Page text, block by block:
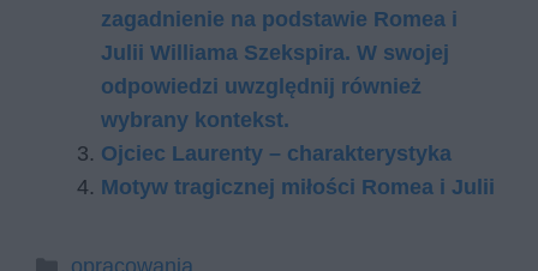
zagadnienie na podstawie Romea i
Julii Williama Szekspira. W swojej
odpowiedzi uwzględnij również
wybrany kontekst.
Ojciec Laurenty – charakterystyka
Motyw tragicznej miłości Romea i Julii
Kategorie